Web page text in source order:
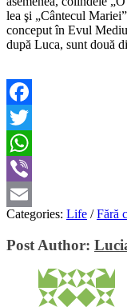
lea şi „Cântecul
conceput în Evul
după Luca, sunt două
Facebook
Twitter
WhatsApp
Viber
Email
Categories: Life / Fără
Post Author: